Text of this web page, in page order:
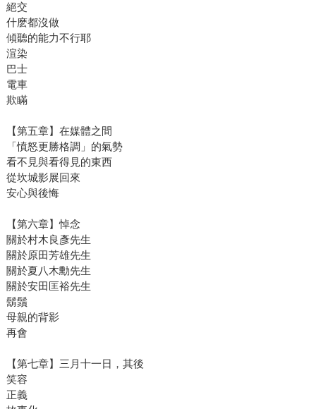
絕交
什麽都沒做
傾聽的能力不行耶
渲染
巴士
電車
欺瞞
【第五章】在媒體之間
「憤怒更勝格調」的氣勢
看不見與看得見的東西
從坎城影展回來
安心與後悔
【第六章】悼念
關於村木良彥先生
關於原田芳雄先生
關於夏八木勳先生
關於安田匡裕先生
鬍鬚
母親的背影
再會
【第七章】三月十一日，其後
笑容
正義